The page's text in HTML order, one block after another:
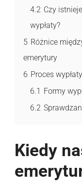
4.2 Czy
wypłaty?
5 Różnice
emerytury
6 Proces
6.1 Formy
6.2
Kiedy